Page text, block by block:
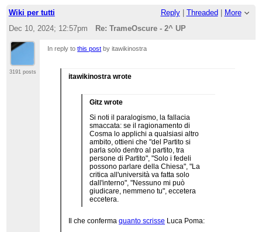
Wiki per tutti Reply| Threaded
More
Dec 10, 2024; 12:57pm
Re: TrameOscure - 2^ UP
3191 posts
In reply tothis post by itawikinostra
itawikinostra wrote
Gitz wrote
Si noti il paralogismo, la fallacia
smaccata: se il ragionamento di
Cosma lo applichi a qualsiasi altro
ambito, ottieni che "del Partito si
parla solo dentro al partito, tra
persone di Partito", "Solo i fedeli
possono parlare della Chiesa", "La
critica all'università va fatta solo
dall'interno", "Nessuno mi può
giudicare, nemmeno tu", eccetera
eccetera.
Il che confermaquanto scrisse Luca Poma: